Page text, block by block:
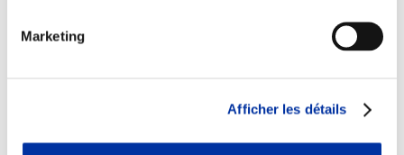
Marketing
Afficher les détails
Transport – mise en marché